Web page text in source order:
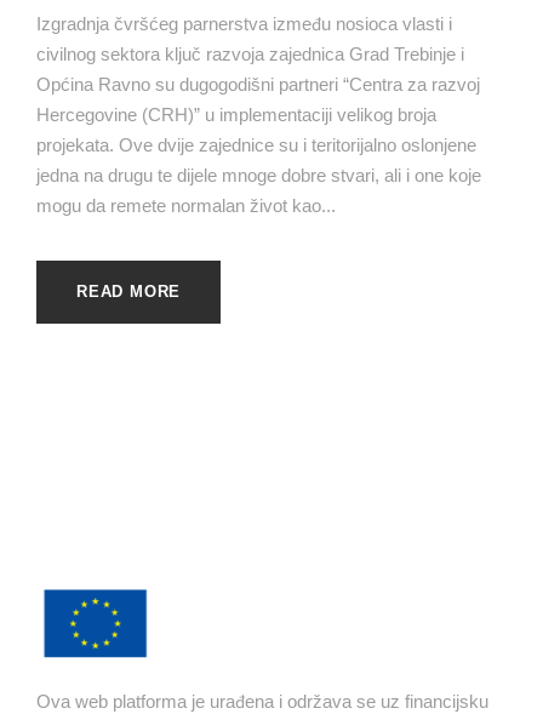
Izgradnja čvršćeg parnerstva između nosioca vlasti i
civilnog sektora ključ razvoja zajednica Grad Trebinje i
Općina Ravno su dugogodišni partneri “Centra za razvoj
Hercegovine (CRH)” u implementaciji velikog broja
projekata. Ove dvije zajednice su i teritorijalno oslonjene
jedna na drugu te dijele mnoge dobre stvari, ali i one koje
mogu da remete normalan život kao...
READ MORE
Ova web platforma je urađena i održava se uz financijsku